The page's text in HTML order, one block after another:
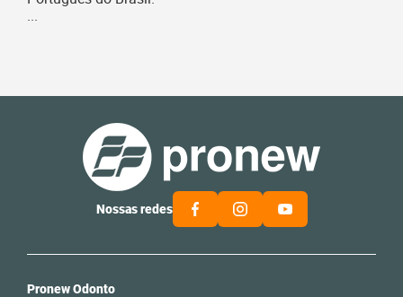
...
Nossas redes
Pronew Odonto